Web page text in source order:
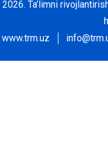
2026. Ta’limni
www.trm.uz